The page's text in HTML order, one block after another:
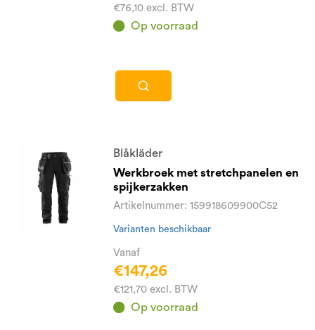
€76,10 excl. BTW
Op voorraad
Blåkläder
Werkbroek met stretchpanelen en
spijkerzakken
Artikelnummer: 159918609900C52
Varianten beschikbaar
Vanaf
€147,26
€121,70 excl. BTW
Op voorraad